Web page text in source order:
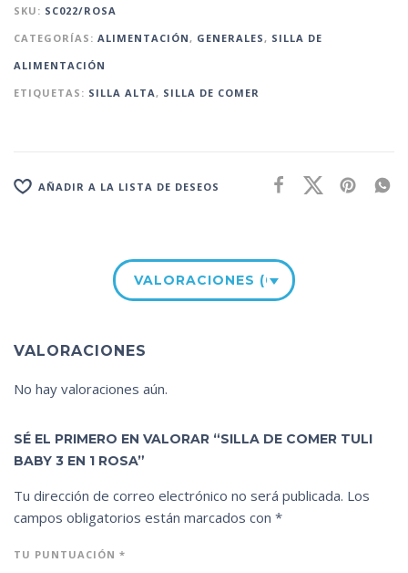
SKU: SC022/ROSA
CATEGORÍAS: ALIMENTACIÓN, GENERALES, SILLA DE
ALIMENTACIÓN
ETIQUETAS: SILLA ALTA, SILLA DE COMER
AÑADIR A LA LISTA DE DESEOS
VALORACIONES (0)
VALORACIONES
No hay valoraciones aún.
SÉ EL PRIMERO EN VALORAR “SILLA DE COMER TULI
BABY 3 EN 1 ROSA”
Tu dirección de correo electrónico no será publicada. Los
campos obligatorios están marcados con *
TU PUNTUACIÓN *